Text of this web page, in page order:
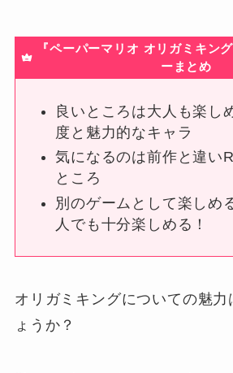
『ペーパーマリオ オリガミキン
ーまとめ
良いところは大人も楽し
度と魅力的なキャラ
気になるのは前作と違い
ところ
別のゲームとして楽しめ
人でも十分楽しめる！
オリガミキングについての魅力
ょうか？